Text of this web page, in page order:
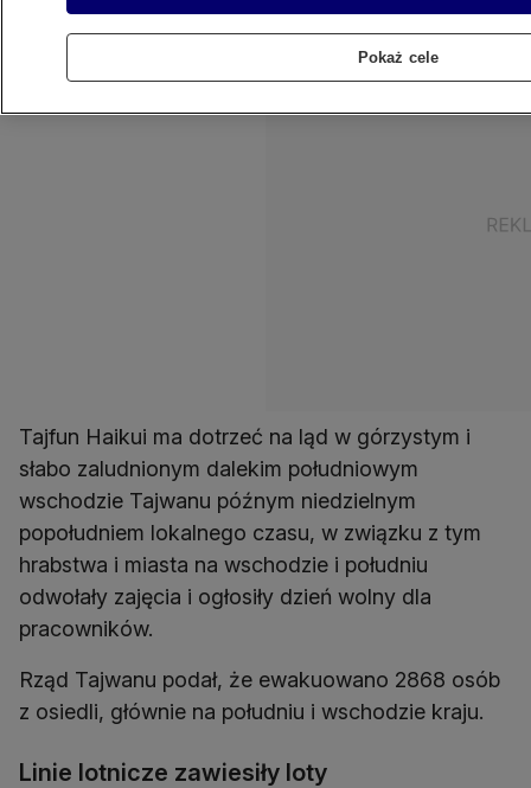
Odwołano wszystkie loty krajowe.
Tajfun Haikui ma dotrzeć na ląd w górzystym i
słabo zaludnionym dalekim południowym
wschodzie Tajwanu późnym niedzielnym
popołudniem lokalnego czasu, w związku z tym
hrabstwa i miasta na wschodzie i południu
odwołały zajęcia i ogłosiły dzień wolny dla
pracowników.
Rząd Tajwanu podał, że ewakuowano 2868 osób
z osiedli, głównie na południu i wschodzie kraju.
Linie lotnicze zawiesiły loty
Pokaż cele